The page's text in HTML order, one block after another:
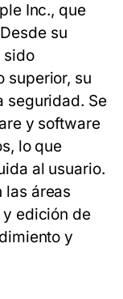
Inc., que
su
sido
superior, su
seguridad. Se
y software
lo que
al usuario.
las áreas
edición de
y